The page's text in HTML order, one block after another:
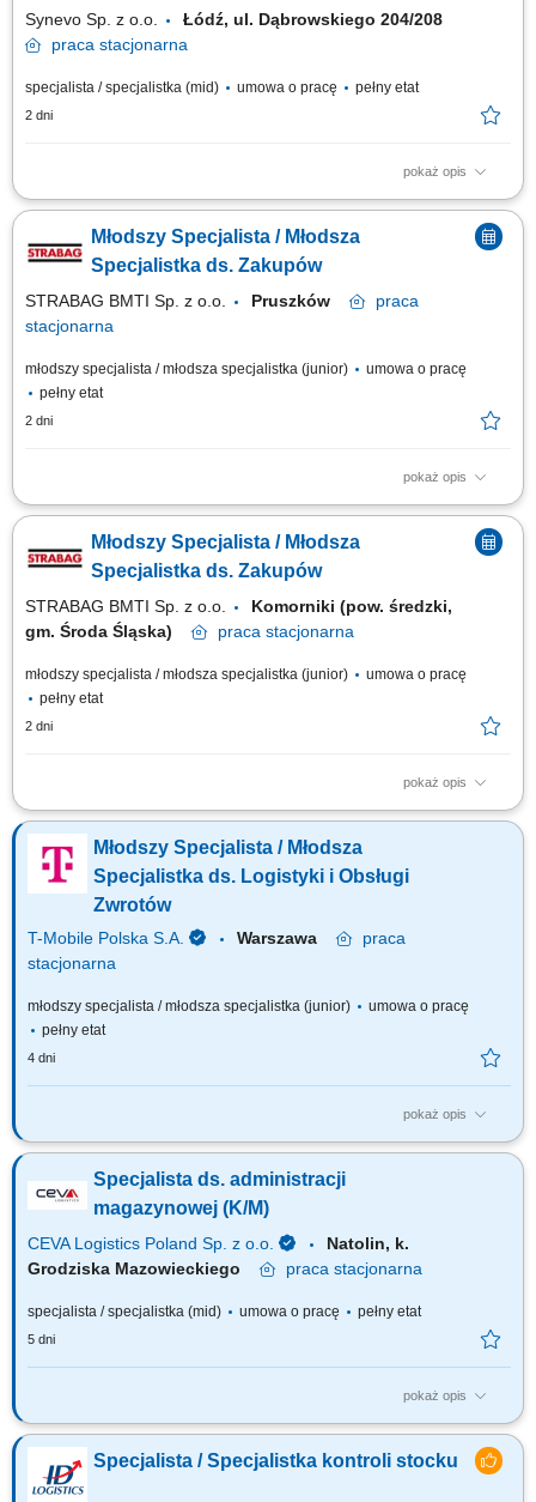
Synevo Sp. z o.o.
Łódź, ul. Dąbrowskiego 204/208
praca stacjonarna
specjalista / specjalistka (mid) umowa o pracę pełny etat
2 dni
pokaż opis
Opis stanowiska: Obsługa mailowa kontrahentów; Wprowadzanie
WZ/FV.
Młodszy Specjalista / Młodsza
Specjalistka ds. Zakupów
STRABAG BMTI Sp. z o.o. Pruszków
praca
stacjonarna
młodszy specjalista / młodsza specjalistka (junior)
umowa o pracę
pełny etat
2 dni
pokaż opis
Twoja rola w STRABAG pozyskiwanie nowych dostawców oraz
współpraca z dotychczasowymi; negocjacje cenników / umowy handlowe;
aktualizacja cenników w systemie CATO; wsparcie pozostałych
specjalistów ds. zakupów w regionach; współpraca z regionami; praca z
Młodszy Specjalista / Młodsza
Specjalistka ds. Zakupów
STRABAG BMTI Sp. z o.o.
Komorniki (pow. średzki,
gm. Środa Śląska)
praca stacjonarna
młodszy specjalista / młodsza specjalistka (junior)
umowa o pracę
pełny etat
2 dni
pokaż opis
Twoja rola w STRABAG pozyskiwanie nowych dostawców oraz
współpraca z dotychczasowymi; negocjacje cenników / umowy handlowe;
aktualizacja cenników w systemie CATO; wsparcie pozostałych
specjalistów ds. zakupów w regionach; współpraca z regionami; praca z
bieżącymi projektami Co jest dla...
Młodszy Specjalista / Młodsza
Specjalistka ds. Logistyki i Obsługi
Zwrotów
T-Mobile Polska S.A. Warszawa
praca
stacjonarna
młodszy specjalista / młodsza specjalistka (junior)
umowa o pracę
pełny etat
4 dni
pokaż opis
Zadania, które na Ciebie czekają: Wsparcie w przyjmowaniu i obsłudze
w weryfikacji i obsłudze urządzeń/towarów zwracanych do Centrum
Logistycznego; Współpraca z innymi jednostkami w firmie w zakresie
Specjalista ds. administracji
magazynowej (K/M)
CEVA Logistics Poland Sp. z o.o.
Natolin, k.
Grodziska Mazowieckiego
praca stacjonarna
specjalista / specjalistka (mid) umowa o pracę pełny etat
5 dni
pokaż opis
TWOJA ROLA Wykonywanie operacji systemowych będących integralną
częścią działalności obszaru, terminowo oraz zgodnie z procedurami i
instrukcjami. ZADANIA NA STANOWISKU PRACY Prowadzenie spraw
administracyjnych na magazynie; Współpraca z liderami
Specjalista / Specjalistka kontroli stocku